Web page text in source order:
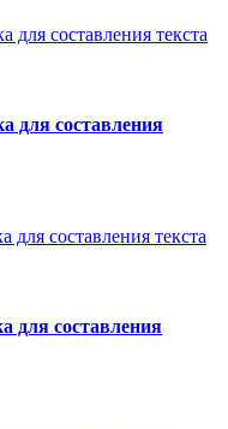
для составления
для составления